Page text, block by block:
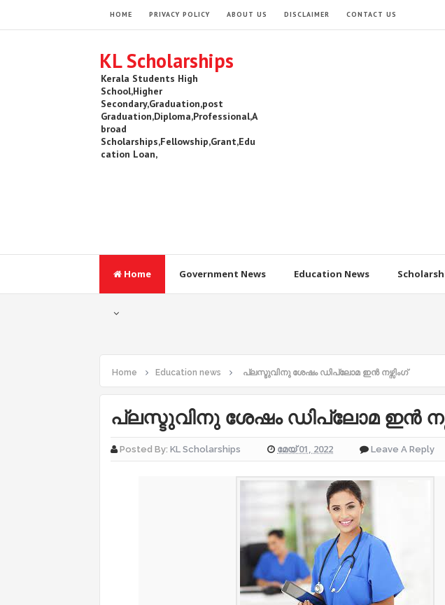
HOME PRIVACY POLICY ABOUT US DISCLAIMER CONTACT US
KL Scholarships
Kerala Students High
School,Higher
Secondary,Graduation,post
Graduation,Diploma,Professional,A
broad
Scholarships,Fellowship,Grant,Edu
cation Loan,
Home Government News Education News
Home Education news പ്ലസ്ടുവിനു ശേഷം ഡിപ്ലോമ ഇൻ നഴ്സിംഗ്
പ്ലസ്ടുവിനു ശേഷം ഡിപ്ലോമ ഇൻ
Posted By: KL Scholarships മേയ് 01, 2022 Leave A Reply